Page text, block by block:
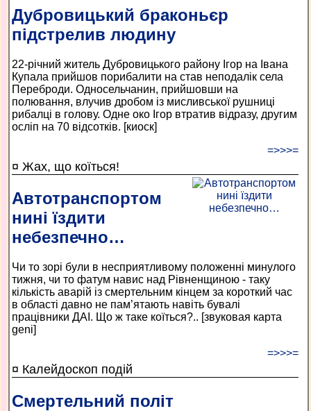
Дубровицький браконьєр
підстрелив людину
22-річний житель Дубровицького району Ігор на Івана
Купала прийшов порибалити на став неподалік села
Переброди. Односельчанин, прийшовши на
полювання, влучив дробом із мисливської рушниці
рибалці в голову. Одне око Ігор втратив відразу, другим
осліп на 70 відсотків. [киоск]
=>>>=
¤ Жах, що коїться!
Автотранспортом
нині їздити
небезпечно…
Чи то зорі були в несприятливому положенні минулого
тижня, чи то фатум навис над Рівненщиною - таку
кількість аварій із смертельним кінцем за короткий час
в області давно не пам’ятають навіть бувалі
працівники ДАІ. Що ж таке коїться?.. [звуковая карта
geni]
=>>>=
¤ Калейдоскоп подій
Смертельний політ